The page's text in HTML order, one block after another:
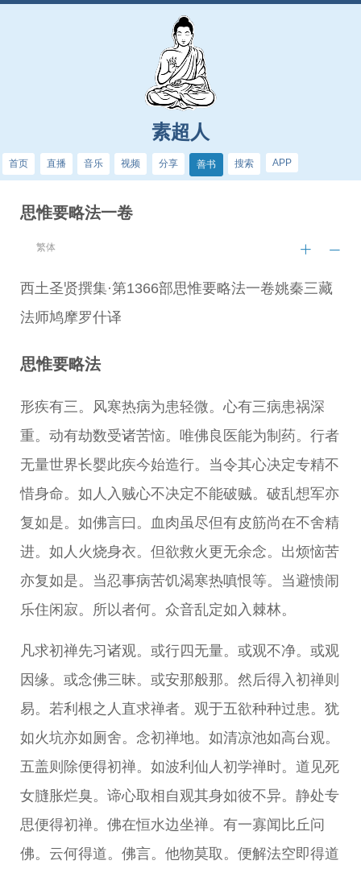
素超人
首页 直播 音乐 视频 分享 善书 搜索 APP
思惟要略法一卷
繁体
西土圣贤撰集·第1366部思惟要略法一卷姚秦三藏
法师鸠摩罗什译
思惟要略法
形疾有三。风寒热病为患轻微。心有三病患祸深
重。动有劫数受诸苦恼。唯佛良医能为制药。行者
无量世界长婴此疾今始造行。当令其心决定专精不
惜身命。如人入贼心不决定不能破贼。破乱想军亦
复如是。如佛言曰。血肉虽尽但有皮筋尚在不舍精
进。如人火烧身衣。但欲救火更无余念。出烦恼苦
亦复如是。当忍事病苦饥渴寒热嗔恨等。当避愦闹
乐住闲寂。所以者何。众音乱定如入棘林。
凡求初禅先习诸观。或行四无量。或观不净。或观
因缘。或念佛三昧。或安那般那。然后得入初禅则
易。若利根之人直求禅者。观于五欲种种过患。犹
如火坑亦如厕舍。念初禅地。如清凉池如高台观。
五盖则除便得初禅。如波利仙人初学禅时。道见死
女膖胀烂臭。谛心取相自观其身如彼不异。静处专
思便得初禅。佛在恒水边坐禅。有一寡闻比丘问
佛。云何得道。佛言。他物莫取。便解法空即得道